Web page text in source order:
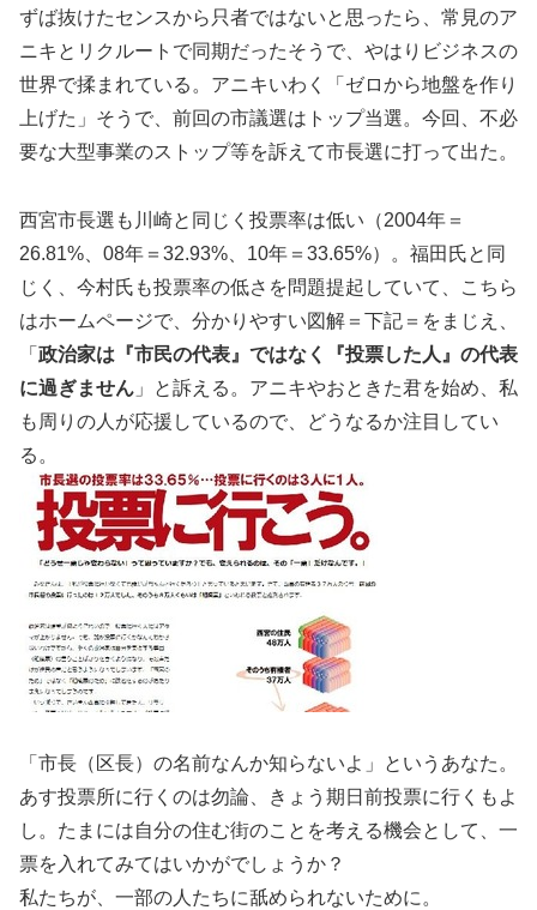
ずば抜けたセンスから只者ではないと思ったら、常見のア
ニキとリクルートで同期だったそうで、やはりビジネスの
世界で揉まれている。アニキいわく「ゼロから地盤を作り
上げた」そうで、前回の市議選はトップ当選。今回、不必
要な大型事業のストップ等を訴えて市長選に打って出た。
西宮市長選も川崎と同じく投票率は低い（2004年＝
26.81%、08年＝32.93%、10年＝33.65%）。福田氏と同
じく、今村氏も投票率の低さを問題提起していて、こちら
はホームページで、分かりやすい図解＝下記＝をまじえ、
「 政治家は『市民の代表』ではなく『投票した人』の代表
に過ぎません 」と訴える。アニキやおときた君を始め、私
も周りの人が応援しているので、どうなるか注目してい
る。
「市長（区長）の名前なんか知らないよ」というあなた。
あす投票所に行くのは勿論、きょう期日前投票に行くもよ
し。たまには自分の住む街のことを考える機会として、一
票を入れてみてはいかがでしょうか？
私たちが、一部の人たちに舐められないために。